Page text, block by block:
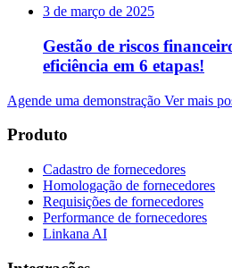
3 de março de 2025
Gestão de riscos
eficiência em 6 etapas!
Agende uma demonstração Ver mais
Produto
Cadastro de fornecedores
Homologação de fornecedores
Requisições de fornecedores
Performance de fornecedores
Linkana AI